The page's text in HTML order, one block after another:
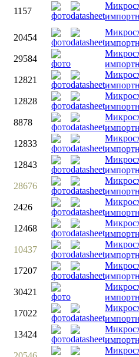
1157
20454
29584
12821
12828
8878
12833
12843
28676
2426
12468
10437
17207
30421
17022
13424